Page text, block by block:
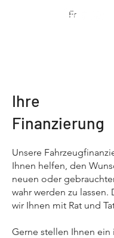
Fr
Ihre
Finanzierung
Unsere
Ihnen helfen, den
neuen oder
wahr werden zu lassen.
wir Ihnen mit Rat und
Gerne stellen Ihnen